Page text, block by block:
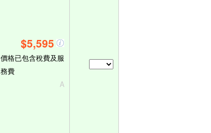
$5,595
價格已包含稅費及服
務費
A